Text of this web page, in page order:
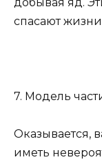
спасают
7. Модель
Оказывается,
иметь